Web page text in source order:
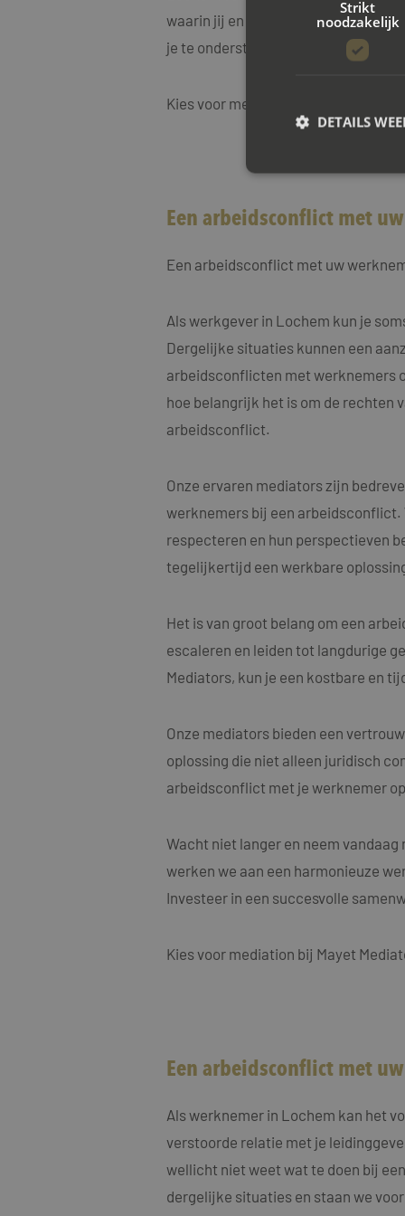
waarin jij en je werkgever weer
je te ondersteunen bij elke stap van
Kies voor mediation bij Mayet
Een arbeidsconflict met
Een arbeidsconflict met uw
Als werkgever in Lochem kun je
Dergelijke situaties kunnen een
arbeidsconflicten met werknemers
hoe belangrijk het is om de rechten
arbeidsconflict.
Onze ervaren mediators zijn
werknemers bij een arbeidsconflict.
respecteren en hun perspectieven
tegelijkertijd een werkbare
Het is van groot belang om een
escaleren en leiden tot langdurige
Mediators, kun je een kostbare en
Onze mediators bieden een
oplossing die niet alleen juridisch
arbeidsconflict met je werknemer
Wacht niet langer en neem
werken we aan een harmonieuze
Investeer in een succesvolle
Kies voor mediation bij Mayet
Een arbeidsconflict met
Als werknemer in Lochem kan het
verstoorde relatie met je
wellicht niet weet wat te doen bij
dergelijke situaties en staan we
Strikt
noodzakelijk
DETAILS
accountbeheer. De
PHPSESSID
Naam
_clck
_ga_4ZL076M2M8
SM
_fbp
Inc.
_gcl_au
test_cookie
Naam
fp_user_id